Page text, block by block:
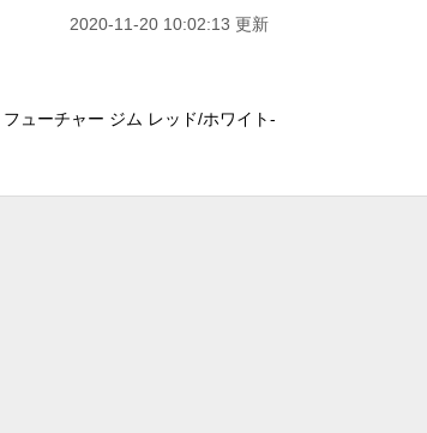
2020-11-20 10:02:13 更新
ューチャー ジム レッド/ホワイト-